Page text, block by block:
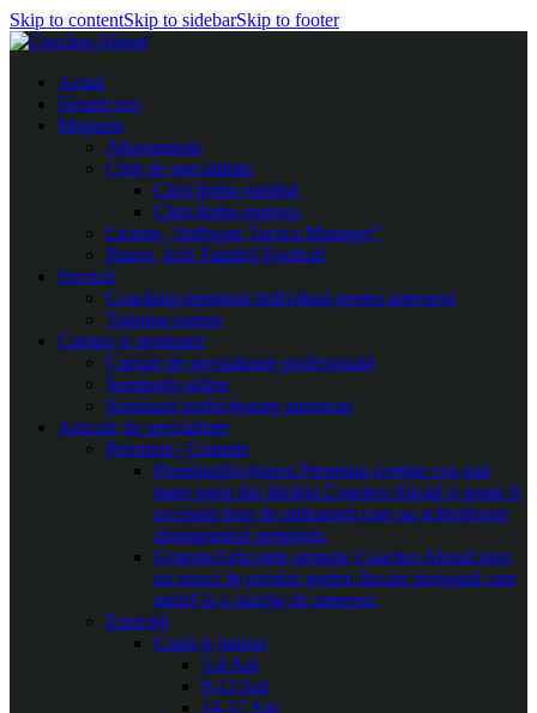
Skip to contentSkip to sidebarSkip to footer
Acasă
Despre noi
Magazin
Abonamente
Cărți de specialitate
Cărți limba română
Cărți limba engleza
Licențe „Software Tactics Manager”
Planșe, folii Taktifol Football
Servicii
Coaching-mentorat individual pentru antrenori
Training camps
Cursuri și seminarii
Cursuri de specializare profesională
Seminarii online
Seminarii perfecționare antrenori
Articole de specialitate
Premium / Gratuite
PremiumSecțiunea Premium conține cea mai
mare parte din librăria Coaches Ahead și poate fi
accesată doar de utilizatorii care au achiziționat
abonamentul premium.
GratuiteArticolele gratuite Coaches Ahead sunt
un punct de pornire pentru fiecare persoană care
aspiră la o poziție de antrenor.
Exerciții
Copii și juniori
5-8 Ani
9-13 Ani
14-17 Ani